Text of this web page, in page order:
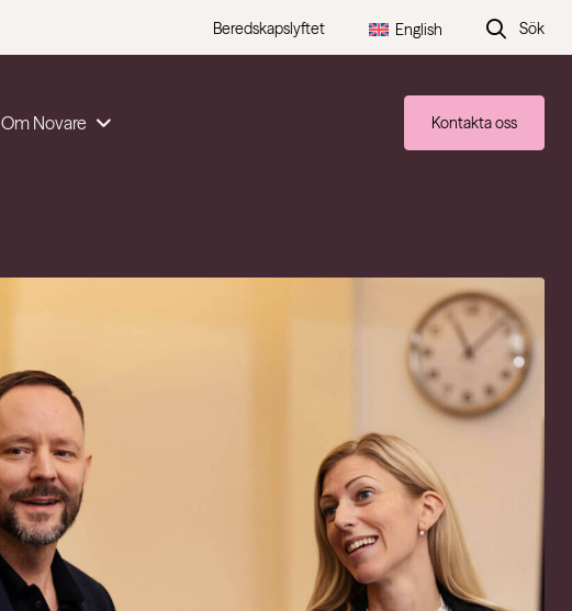
Beredskapslyftet English Sök
Om Novare Kontakta oss